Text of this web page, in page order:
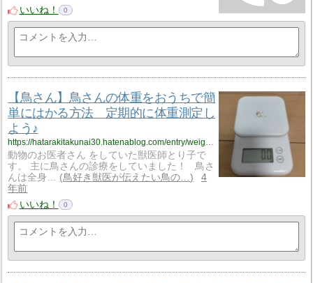
いいね！
0
【鳥さん】鳥さんの体重をおうちで簡
単にはかる方法 定期的に体重測定し
よう♪
https://hatarakitakunai30.hatenablog.com/entry/weightmeasurement
動物のお医者さん をしていた獣医師とり子で
す。 主に鳥さんの診療をしていました！ 鳥さ
んは全身…
鳥好き獣医が伝えたい鳥の…
4
年前
いいね！
0